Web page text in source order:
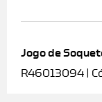
Jogo de
R46013094 |